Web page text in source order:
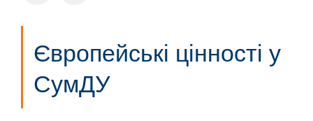
Європейські цінності у
СумДУ